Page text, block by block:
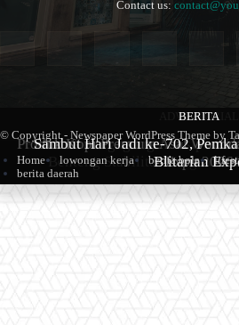
ADVERTORIAL
Pemkab Tulungagung Antisipasi
Benteng Stabilitas Harga dan
BERITA
Produk Kopi Premium Asal
Expo 2026
BERITA
Sambut Hari Jadi ke-702,
Blitarian
Contact us:
© Copyright - Newspaper WordPress Theme by
Home
lowongan kerja berita bola
berita daerah